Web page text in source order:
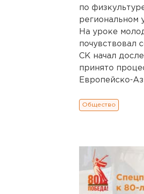
по
региональном
На уроке
почувствовал
СК начал
принято
Европейско-
Общество